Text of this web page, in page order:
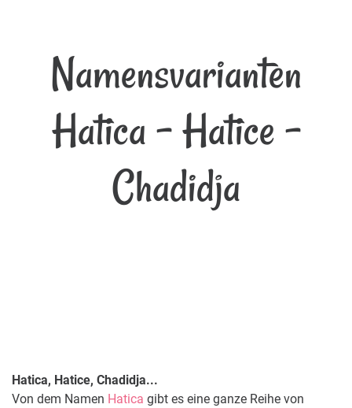
Namensvarianten
Hatica - Hatice -
Chadidja
Hatica, Hatice, Chadidja...
Von dem Namen Hatica gibt es eine ganze Reihe von